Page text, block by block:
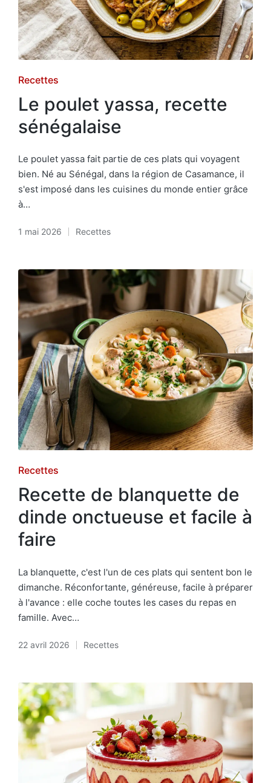
Posted
in
Recettes
Le poulet yassa, recette
sénégalaise
Le poulet yassa fait partie de ces plats qui voyagent
bien. Né au Sénégal, dans la région de Casamance, il
s'est imposé dans les cuisines du monde entier grâce
à…
1 mai 2026
Posted
Recettes
Posted
in
Recettes
Recette de blanquette de
dinde onctueuse et facile à
faire
La blanquette, c'est l'un de ces plats qui sentent bon le
dimanche. Réconfortante, généreuse, facile à préparer
à l'avance : elle coche toutes les cases du repas en
famille. Avec…
22 avril 2026
Posted
Recettes